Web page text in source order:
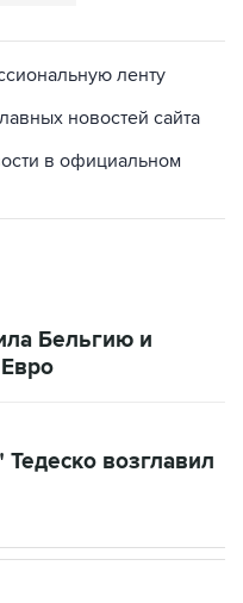
ленту
новостей сайта
в официальном
Бельгию и
Тедеско возглавил